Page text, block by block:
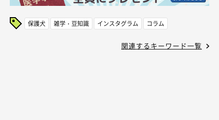
保護犬 雑学・豆知識 インスタグラム コラム
関連するキーワード一覧